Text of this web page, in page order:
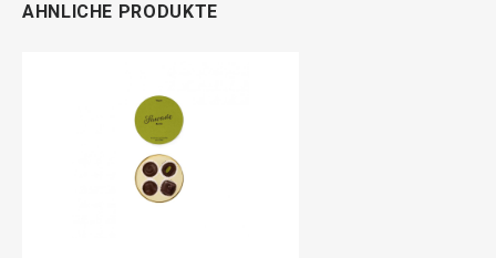
AHNLICHE PRODUKTE